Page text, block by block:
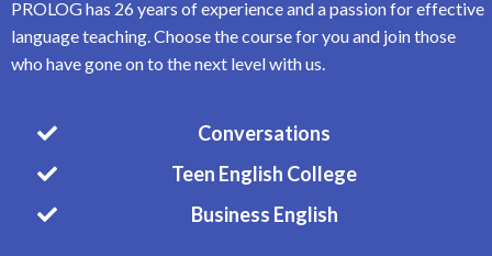
PROLOG has 26 years of experience and a passion for effective
language teaching. Choose the course for you and join those
who have gone on to the next level with us.
Conversations
Teen English College
Business English